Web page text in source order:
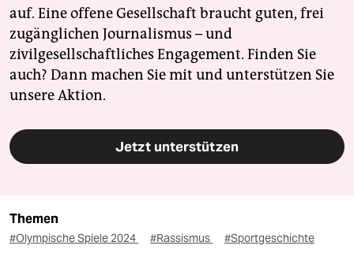
auf. Eine offene Gesellschaft braucht guten, frei
zugänglichen Journalismus – und
zivilgesellschaftliches Engagement. Finden Sie
auch? Dann machen Sie mit und unterstützen Sie
unsere Aktion.
Jetzt unterstützen
Themen
#Olympische Spiele 2024 #Rassismus
#Sportgeschichte